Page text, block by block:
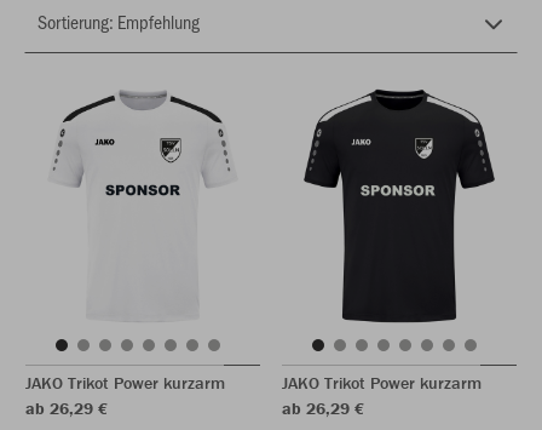
JAKO Trikot Power kurzarm
ab 26,29 €
JAKO Trikot Power kurzarm
ab 26,29 €